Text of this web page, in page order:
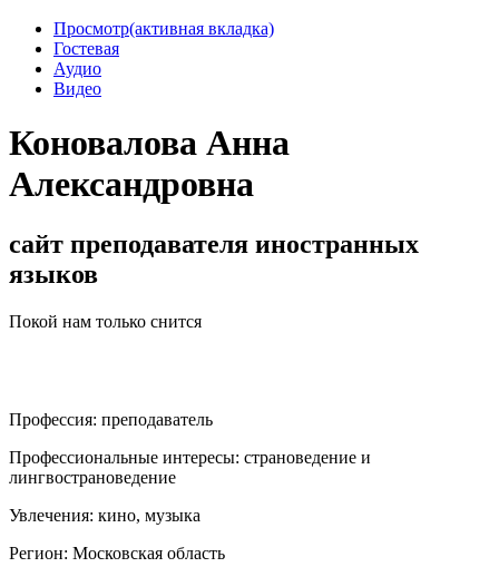
Просмотр(активная вкладка)
Гостевая
Аудио
Видео
Коновалова Анна
Александровна
сайт преподавателя иностранных
языков
Покой нам только снится
Профессия: преподаватель
Профессиональные интересы: страноведение и
лингвострановедение
Увлечения: кино, музыка
Регион: Московская область